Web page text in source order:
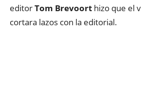
editorTom Brevoort hizo que el
cortara lazos con la editorial.